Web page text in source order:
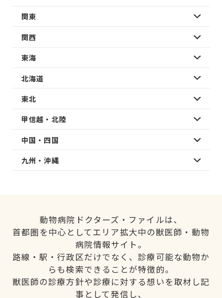
関東
関西
東海
北海道
東北
甲信越・北陸
中国・四国
九州・沖縄
動物病院ドクターズ・ファイルは、
首都圏を中心としてエリア拡大中の獣医師・動物
病院情報サイト。
路線・駅・行政区だけでなく、診療可能な動物か
らも検索できることが特徴的。
獣医師の診療方針や診療に対する想いを取材し記
事として発信し、